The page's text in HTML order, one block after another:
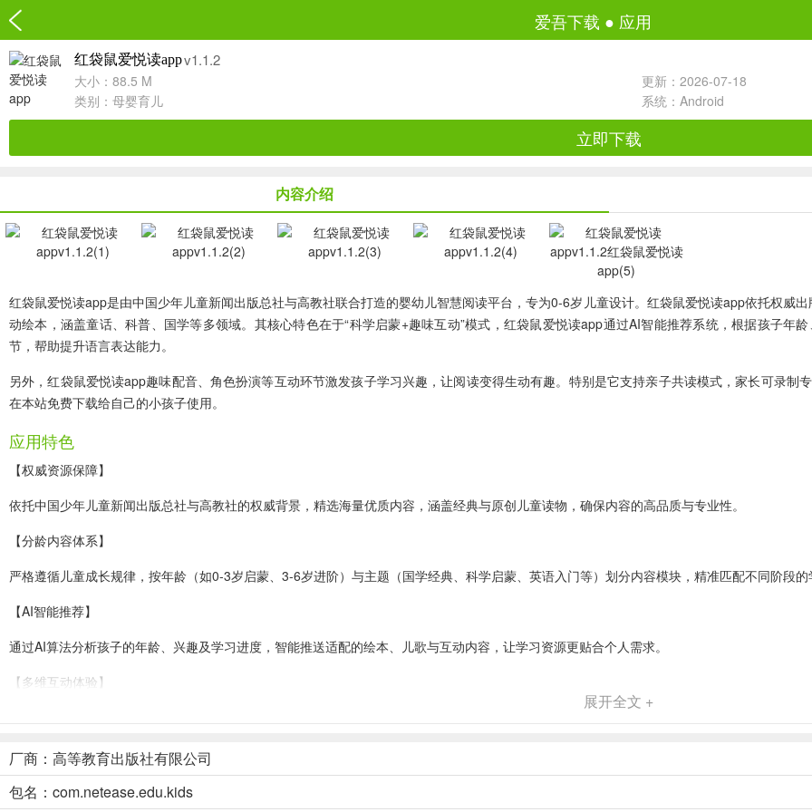
爱吾下载 ● 应用
红袋鼠爱悦读appv1.1.2
大小：88.5 M
更新：2026-07-18
类别： 母婴育儿 系统：Android
立即下载
内容介绍
红袋鼠爱悦读app是由中国少年儿童新闻出版总社与高教社联合打造的婴幼儿智慧阅读平台，专为0-6岁儿童设计。红袋鼠爱悦读app依托权威
动绘本，涵盖童话、科普、国学等多领域。其核心特色在于“科学启蒙+趣味互动”模式，红袋鼠爱悦读app通过AI智能推荐系统，根据孩子年
节，帮助提升语言表达能力。
另外，红袋鼠爱悦读app趣味配音、角色扮演等互动环节激发孩子学习兴趣，让阅读变得生动有趣。特别是它支持亲子共读模式，家长可录制
在本站免费下载给自己的小孩子使用。
应用特色
【权威资源保障】
依托中国少年儿童新闻出版总社与高教社的权威背景，精选海量优质内容，涵盖经典与原创儿童读物，确保内容的高品质与专业性。
【分龄内容体系】
严格遵循儿童成长规律，按年龄（如0-3岁启蒙、3-6岁进阶）与主题（国学经典、科学启蒙、英语入门等）划分内容模块，精准匹配不同阶段的
【AI智能推荐】
通过AI算法分析孩子的年龄、兴趣及学习进度，智能推送适配的绘本、儿歌与互动内容，让学习资源更贴合个人需求。
【多维互动体验】
【沉浸式学习场景】
绘本画面点击可触发声音或微动画，结合趣味跟读模仿、儿歌欢唱等形式，让学习过程生动有趣，摆脱单调的文字翻阅。
展开全文 +
厂商：高等教育出版社有限公司
包名：com.netease.edu.kids